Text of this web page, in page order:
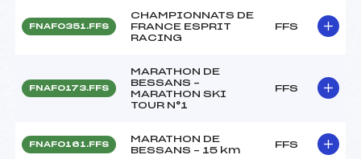
FNAF0351.FFS
CHAMPIONNATS DE
FRANCE ESPRIT
RACING
FFS
FNAF0173.FFS
MARATHON DE
BESSANS –
MARATHON SKI
TOUR N°1
FFS
FNAF0161.FFS
MARATHON DE
BESSANS – 15 km
FFS